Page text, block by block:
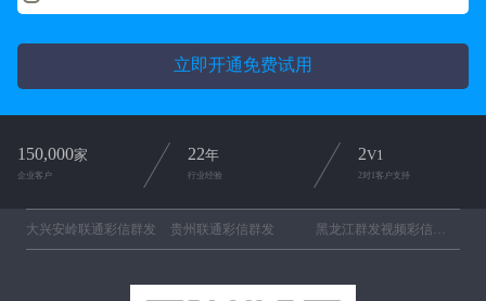
立即开通免费试用
150,000家
企业客户
22年
行业经验
2V1
2对1客户支持
大兴安岭联通彩信群发 贵州联通彩信群发 黑龙江群发视频彩信平台